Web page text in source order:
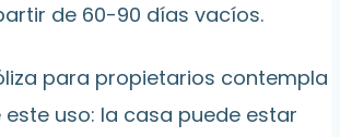
de 60-90 días vacíos.
para propietarios contempla
uso: la casa puede estar